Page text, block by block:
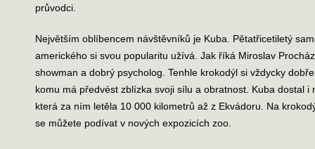
průvodci.
Největším oblíbencem návštěvníků je Kuba. Pětatřicetiletý
amerického si svou popularitu užívá. Jak říká Miroslav
showman a dobrý psycholog. Tenhle krokodýl si vždycky
komu má předvést zblízka svoji sílu a obratnost. Kuba dostal i
která za ním letěla 10 000 kilometrů až z Ekvádoru. Na
se můžete podívat v nových expozicích zoo.